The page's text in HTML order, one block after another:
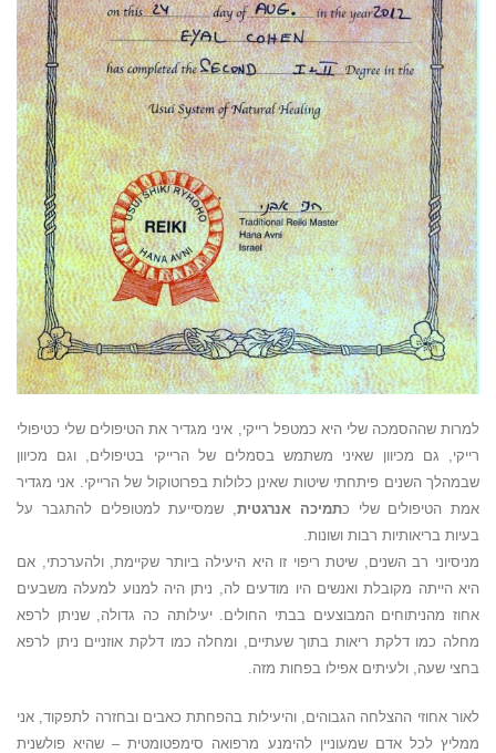
למרות שההסמכה שלי היא כמטפל רייקי, איני מגדיר את הטיפולים שלי כטיפולי
רייקי, גם מכיוון שאיני משתמש בסמלים של הרייקי בטיפולים, וגם מכיוון
שבמהלך השנים פיתחתי שיטות שאינן כלולות בפרוטוקול של הרייקי. אני מגדיר
אמת הטיפולים שלי כתמיכה אנרגטית, שמסייעת למטופלים להתגבר על
בעיות בריאותיות רבות ושונות.
מניסיוני רב השנים, שיטת ריפוי זו היא היעילה ביותר שקיימת, ולהערכתי, אם
היא הייתה מקובלת ואנשים היו מודעים לה, ניתן היה למנוע למעלה משבעים
אחוז מהניתוחים המבוצעים בבתי החולים. יעילותה כה גדולה, שניתן לרפא
מחלה כמו דלקת ריאות בתוך שעתיים, ומחלה כמו דלקת אוזניים ניתן לרפא
בחצי שעה, ולעיתים אפילו בפחות מזה.
לאור אחוזי ההצלחה הגבוהים, והיעילות בהפחתת כאבים ובחזרה לתפקוד, אני
ממליץ לכל אדם שמעוניין להימנע מרפואה סימפטומטית – שהיא פולשנית